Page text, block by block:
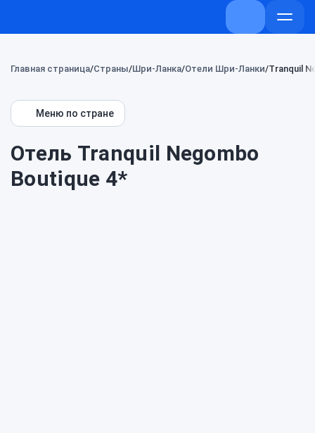
+7 (800) 707-
Главная страница Страны Шри-Ланка Отели Шри-Ланки Tranquil
Меню по стране
Отель Tranquil Negombo
Boutique 4*